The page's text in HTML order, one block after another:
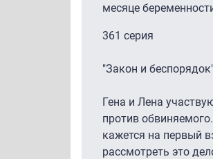
месяце
361 серия
"Закон и
Гена и Лена
против
кажется на первый
рассмотреть это